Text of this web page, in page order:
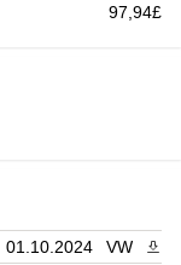
97,94£
01.10.2024 VW